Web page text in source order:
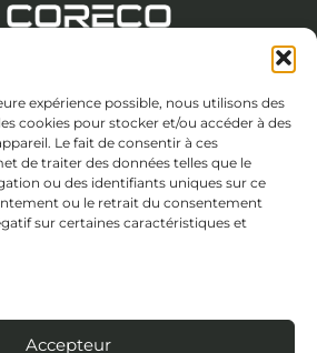
expérience possible, nous utilisons des
cookies pour stocker et/ou accéder à des
Le fait de consentir à ces
de traiter des données telles que le
ou des identifiants uniques sur ce
ou le retrait du consentement
sur certaines caractéristiques et
Accepteur
et politique de confidentialité
en matière de cookies (UE)
des fournisseurs
générales de vente
tome 263 général, 177 de la
des sociétés anonymes, 1ère